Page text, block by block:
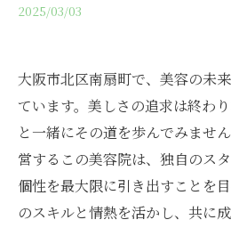
2025/03/03
大阪市北区南扇町で、美容の未
ています。美しさの追求は終わ
と一緒にその道を歩んでみませ
営するこの美容院は、独自のス
個性を最大限に引き出すことを
のスキルと情熱を活かし、共に